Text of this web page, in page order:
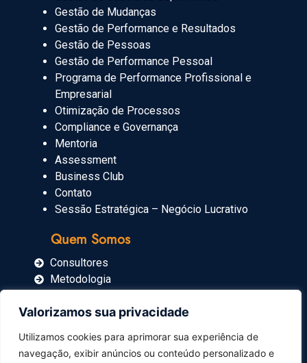
Valorizamos sua privacidade
Utilizamos cookies para aprimorar sua experiência de
navegação, exibir anúncios ou conteúdo personalizado e
Quem Somos
Consultores
Metodologia
Blog
Imprensa
Gestão de Mudanças
Gestão de Performance e Resultados
Gestão de Pessoas
Gestão de Performance Pessoal
Programa de Performance Profissional e
Empresarial
Otimização de Processos
Compliance e Governança
Mentoria
Assessment
Business Club
Contato
Sessão Estratégica – Negócio Lucrativo